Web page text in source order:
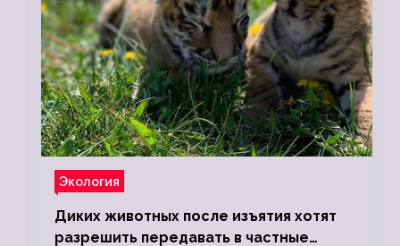
Экология
Диких животных после изъятия хотят
разрешить передавать в частные